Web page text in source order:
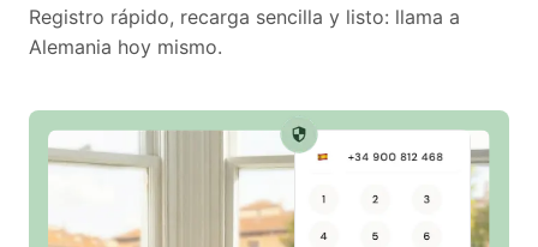
Registro rápido, recarga sencilla y listo: llama a
Alemania hoy mismo.